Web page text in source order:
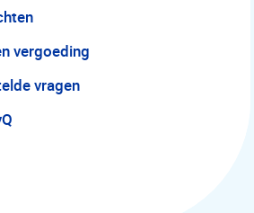
opinion aanvragen
vergoeding
vragen